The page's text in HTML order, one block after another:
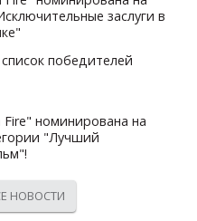
заслуги в
победителей
номинирована на
"Лучший
НОВОСТИ